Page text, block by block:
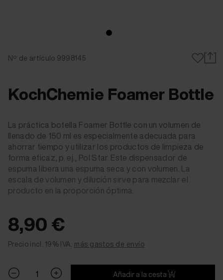
Nº de artículo 9998145
KochChemie Foamer Bottle
La práctica botella Foamer Bottle con un volumen de
llenado de 150 ml es especialmente adecuada para
ahorrar tiempo y utilizar los productos de limpieza de
forma eficaz, p. ej., Pol Star. Este dispensador de
espuma libera una espuma seca y con volumen. La
escala de volumen y dilución sirve para mezclar el
producto en la proporción óptima.
8,90 €
Precio incl. 19% IVA. más gastos de envío
Añadir a la cesta